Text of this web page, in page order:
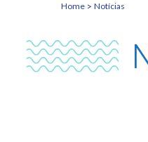
Home Notícias